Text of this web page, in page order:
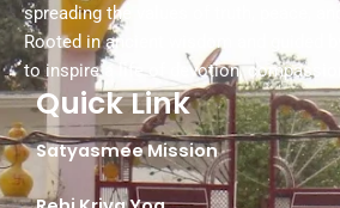
spreading the values of truth, peace,
Rooted in ancient wisdom and guided
to inspire a life of devotion,
Quick Link
Satyasmee Mission